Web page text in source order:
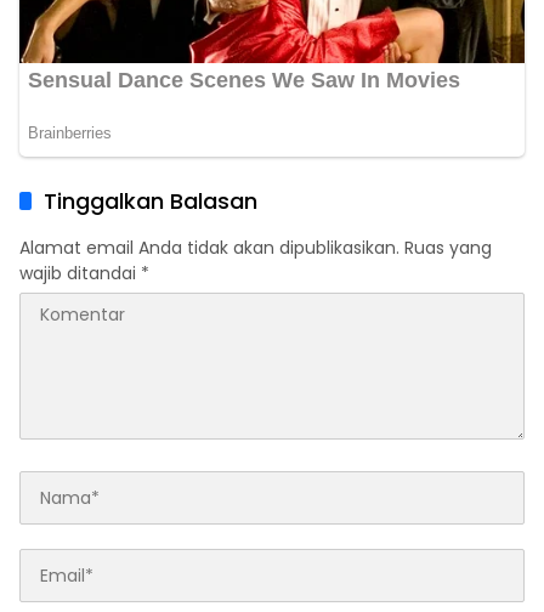
Tinggalkan Balasan
Alamat email Anda tidak akan dipublikasikan. Ruas yang
wajib ditandai *